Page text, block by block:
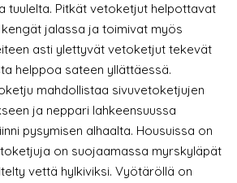
tuulelta. Pitkät vetoketjut helpottavat
jalassa ja toimivat myös
asti ylettyvät vetoketjut tekevät
helppoa sateen yllättäessä.
mahdollistaa sivuvetoketjujen
ja neppari lahkeensuussa
pysymisen alhaalta. Housuissa on
on suojaamassa myrskyläpät
vettä hylkiviksi. Vyötäröllä on